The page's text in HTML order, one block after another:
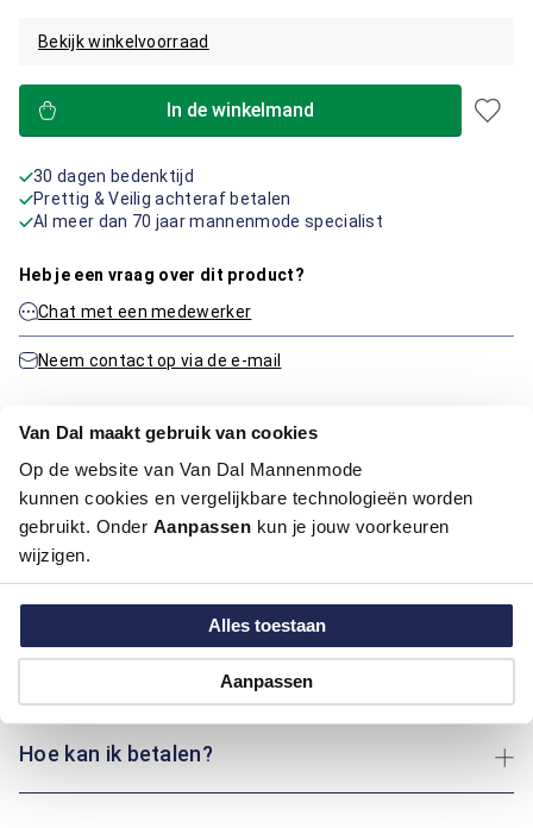
Van Dal maakt gebruik van cookies
Op de website van Van Dal Mannenmode
kunnen cookies en vergelijkbare technologieën worden
gebruikt. Onder Aanpassen kun je jouw voorkeuren
wijzigen.
Alles toestaan
Aanpassen
Bekijk winkelvoorraad
In de winkelmand
30 dagen bedenktijd
Prettig & Veilig achteraf betalen
Al meer dan 70 jaar mannenmode specialist
Heb je een vraag over dit product?
Chat met een medewerker
Neem contact op via de e-mail
Artikelnummer
1016237-48-3XL
Maatinformatie
Hoe kan ik betalen?